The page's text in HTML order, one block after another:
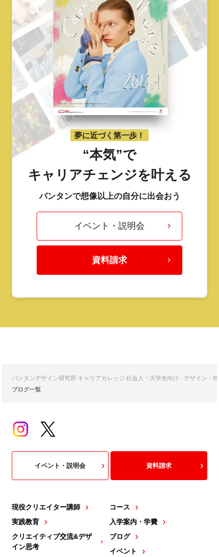
夢に近づく第一歩！
“本気”で
キャリアチェンジを叶える
バンタンで想像以上の自分に出会おう
イベント・説明会
資料請求
バンタンデザイン研究所 キャリアカレッジ 社会人・大学生向け - デザイン・
ブログ一覧
現役クリエイター講師
実践教育
クリエイティブ交流&デザ
イン思考
コース
入学案内・学費
ブログ
イベント
イベント・説明会 資料請求